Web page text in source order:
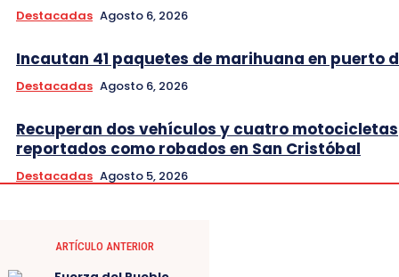
Destacadas Agosto 6, 2026
Incautan 41 paquetes de marihuana en puerto
Destacadas Agosto 6, 2026
Recuperan dos vehículos y cuatro motocicletas
reportados como robados en San Cristóbal
Destacadas Agosto 5, 2026
ARTÍCULO ANTERIOR